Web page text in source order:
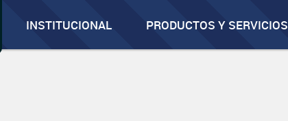
INSTITUCIONAL PRODUCTOS Y SERVICIOS